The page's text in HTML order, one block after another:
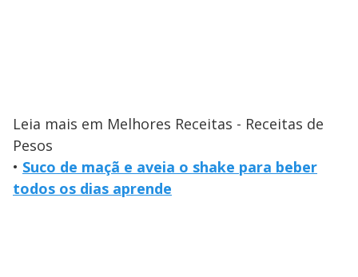
Leia mais em Melhores Receitas - Receitas de
Pesos
• Suco de maçã e aveia o shake para beber
todos os dias aprende